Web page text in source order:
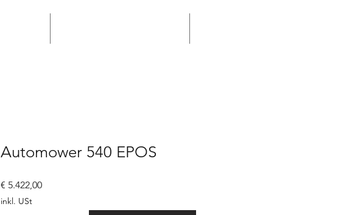
Automower 540 EPOS
€ 5.422,00Preis
inkl. USt